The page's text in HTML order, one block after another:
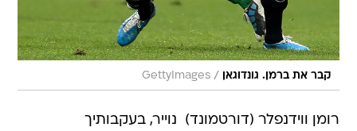
קבר את ברמן. גונדוגאן /
GettyImages
רומן ווידנפלר (דורטמונד)  נוייר, בעקבותיך